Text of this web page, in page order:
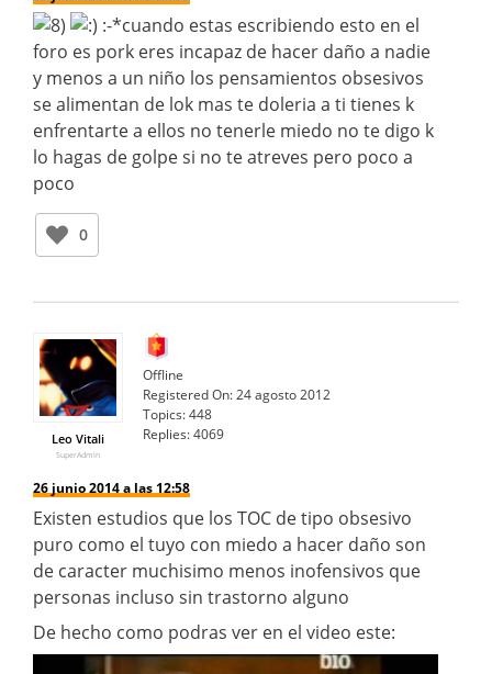
:-*cuando estas escribiendo esto en el
foro es pork eres incapaz de hacer daño a nadie
y menos a un niño los pensamientos obsesivos
se alimentan de lok mas te doleria a ti tienes k
enfrentarte a ellos no tenerle miedo no te digo k
lo hagas de golpe si no te atreves pero poco a
poco
0
Leo Vitali
SuperAdmin
Offline
Registered On:24 agosto 2012
Topics:448
Replies:4069
26 junio 2014 a las 12:58
Existen estudios que los TOC de tipo obsesivo
puro como el tuyo con miedo a hacer daño son
de caracter muchisimo menos inofensivos que
personas incluso sin trastorno alguno
De hecho como podras ver en el video este: